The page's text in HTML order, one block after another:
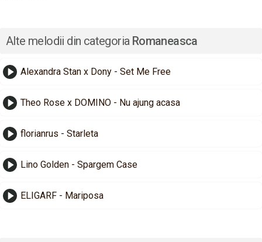
Alte melodii din categoria Romaneasca
Alexandra Stan x Dony - Set Me Free
Theo Rose x DOMINO - Nu ajung acasa
florianrus - Starleta
Lino Golden - Spargem Case
ELIGARF - Mariposa